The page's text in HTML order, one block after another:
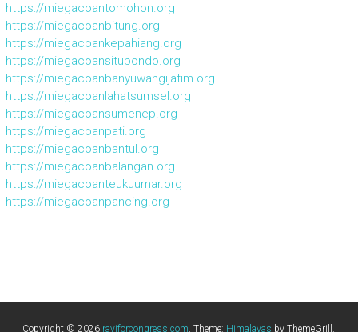
https://miegacoantomohon.org
https://miegacoanbitung.org
https://miegacoankepahiang.org
https://miegacoansitubondo.org
https://miegacoanbanyuwangijatim.org
https://miegacoanlahatsumsel.org
https://miegacoansumenep.org
https://miegacoanpati.org
https://miegacoanbantul.org
https://miegacoanbalangan.org
https://miegacoanteukuumar.org
https://miegacoanpancing.org
Copyright © 2026 raviforcongress.com. Theme: Himalayas by ThemeGrill.